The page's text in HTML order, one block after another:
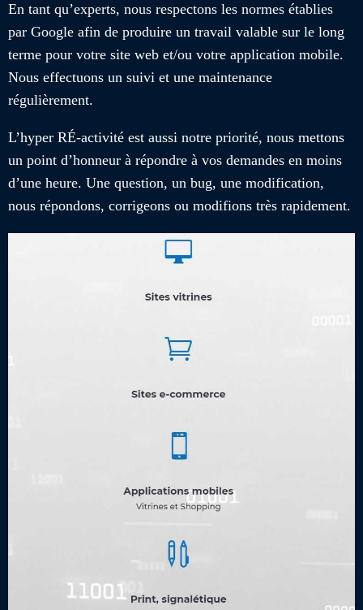
En tant qu’experts, nous respectons les normes établies
par Google afin de produire un travail valable sur le long
terme pour votre site web et/ou votre application mobile.
Nous effectuons un suivi et une maintenance
régulièrement.
L’hyper RÉ-activité est aussi notre priorité, nous mettons
un point d’honneur à répondre à vos demandes en moins
d’une heure. Une question, un bug, une modification,
nous répondons, corrigeons ou modifions très rapidement.